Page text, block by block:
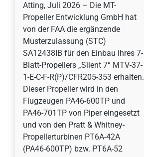
Atting, Juli 2026 – Die MT-
Propeller Entwicklung GmbH hat
von der FAA die ergänzende
Musterzulassung (STC)
SA12438IB für den Einbau ihres 7-
Blatt-Propellers „Silent 7“ MTV-37-
1-E-C-F-R(P)/CFR205-353 erhalten.
Dieser Propeller wird in den
Flugzeugen PA46-600TP und
PA46-701TP von Piper eingesetzt
und von den Pratt & Whitney-
Propellerturbinen PT6A-42A
(PA46-600TP) bzw. PT6A-52